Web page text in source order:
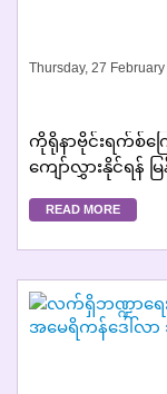
Thursday, 27
ကိုရိုနာဗိုင်းရက်စ်က
ကျော်လွှားနိုင်ရန်
အသင်းချုပ် နှင့်
READ MORE